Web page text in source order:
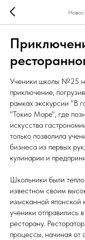
Ученики школы №25
приключение,
рамках экскурсии "В
"Токио Море", где
искусства
только позволила
бизнеса из первых
кулинарии и
Школьники были
известном своим
изысканной японской
ученики отправились
ресторану.
процессы, начиная от